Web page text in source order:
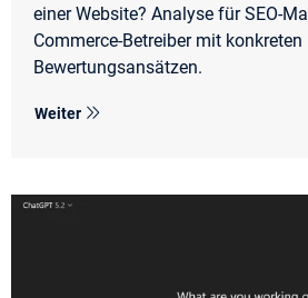
einer Website? Analyse für SEO-
Commerce-Betreiber mit konkreten
Bewertungsansätzen.
Weiter